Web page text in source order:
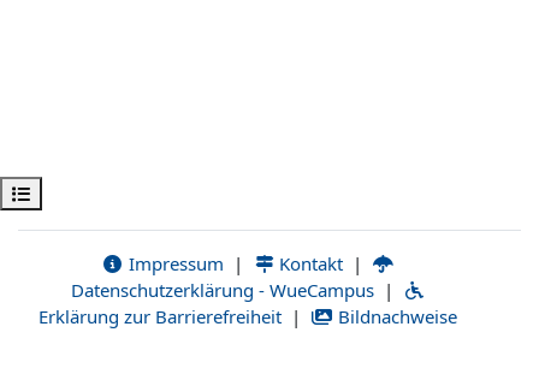
Apri indice del corso
Impressum | Kontakt |
Datenschutzerklärung - WueCampus |
Erklärung zur Barrierefreiheit | Bildnachweise